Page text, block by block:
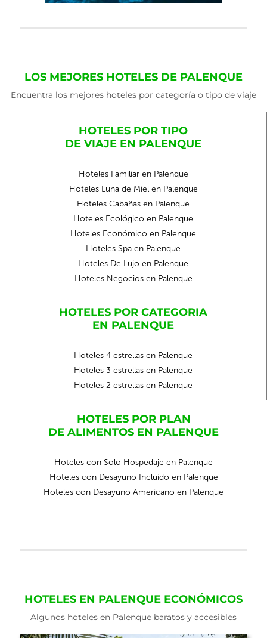
LOS MEJORES HOTELES DE PALENQUE
Encuentra los mejores hoteles por categoría o tipo de viaje
HOTELES POR TIPO
DE VIAJE EN PALENQUE
Hoteles Familiar en Palenque
Hoteles Luna de Miel en Palenque
Hoteles Cabañas en Palenque
Hoteles Ecológico en Palenque
Hoteles Económico en Palenque
Hoteles Spa en Palenque
Hoteles De Lujo en Palenque
Hoteles Negocios en Palenque
HOTELES POR CATEGORIA
EN PALENQUE
Hoteles 4 estrellas en Palenque
Hoteles 3 estrellas en Palenque
Hoteles 2 estrellas en Palenque
HOTELES POR PLAN
DE ALIMENTOS EN PALENQUE
Hoteles con Solo Hospedaje en Palenque
Hoteles con Desayuno Incluido en Palenque
Hoteles con Desayuno Americano en Palenque
HOTELES EN PALENQUE ECONÓMICOS
Algunos hoteles en Palenque baratos y accesibles